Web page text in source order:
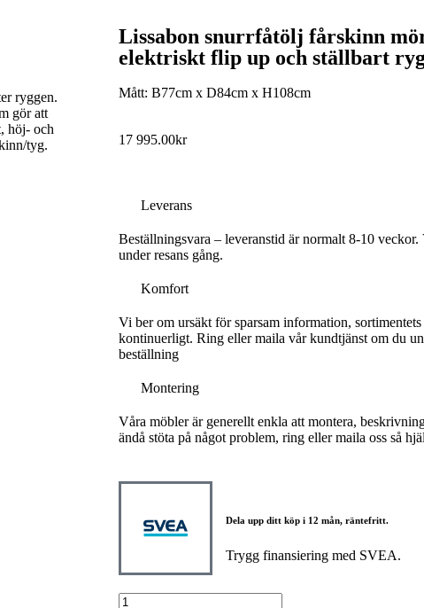
ryggen.
gör att
höj- och
tyg.
Lissabon snurrfåtölj fårskinn
elektriskt flip up och ställbart
Mått: B77cm x D84cm x H108cm
17 995.00kr
Leverans
Beställningsvara – leveranstid är normalt 8-10
under resans gång.
Komfort
Vi ber om ursäkt för sparsam information,
kontinuerligt. Ring eller maila vår kundtjänst om du
beställning
Montering
Våra möbler är generellt enkla att montera,
ändå stöta på något problem, ring eller maila oss så
Dela upp ditt köp i 12 mån, räntefritt.
Trygg finansiering med SVEA.